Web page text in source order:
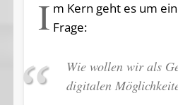
I m Kern geht es um
Frage:
Wie wol­len wir als
digitalen